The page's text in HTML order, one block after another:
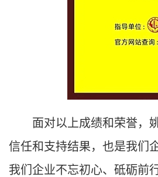
面对以上成绩和荣誉，姚
信任和支持结果，也是我们
我们企业不忘初心、砥砺前